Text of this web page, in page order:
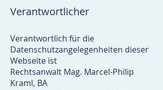
Verantwortlicher
Verantwortlich für die
Datenschutzangelegenheiten dieser
Webseite ist
Rechtsanwalt Mag. Marcel-Philip
Kraml, BA